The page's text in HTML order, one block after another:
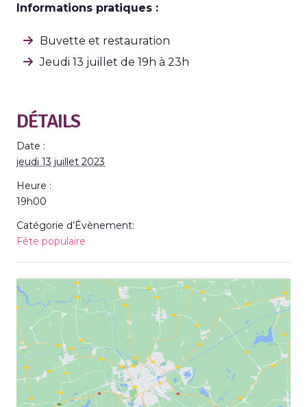
Informations pratiques :
Buvette et restauration
Jeudi 13 juillet de 19h à 23h
DÉTAILS
Date :
jeudi 13 juillet 2023
Heure :
19h00
Catégorie d’Évènement:
Fête populaire